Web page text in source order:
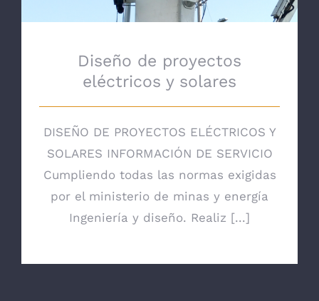
Diseño de proyectos
eléctricos y solares
DISEÑO DE PROYECTOS ELÉCTRICOS Y
SOLARES INFORMACIÓN DE SERVICIO
Cumpliendo todas las normas exigidas
por el ministerio de minas y energía
Ingeniería y diseño. Realiz [...]